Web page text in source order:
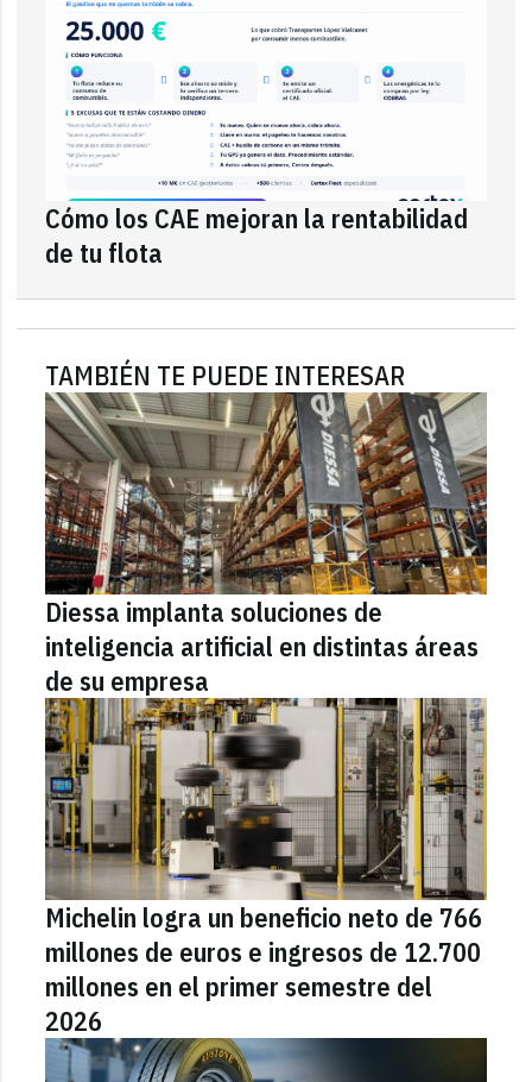
Cómo los CAE mejoran la rentabilidad
de tu flota
TAMBIÉN TE PUEDE INTERESAR
Diessa implanta soluciones de
inteligencia artificial en distintas áreas
de su empresa
Michelin logra un beneficio neto de 766
millones de euros e ingresos de 12.700
millones en el primer semestre del
2026